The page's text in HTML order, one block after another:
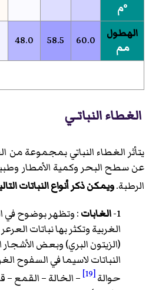
°م
الهطول
مم
60.0
58.5
48.0
الغطاء النباتـي
يتأثر الغطاء النباتي بمجموعة من
عن سطح البحر وكمية الأمطار
الرطبة.ويمكن ذكر أنواع النباتات
1- الغابات: وتظهر بوضوح في
الغربية وتكثر بها نباتات
(الزيتون البري) وبعض
النباتات لاسيما في السفوح
حوالة[19]
– الخالة – القمع